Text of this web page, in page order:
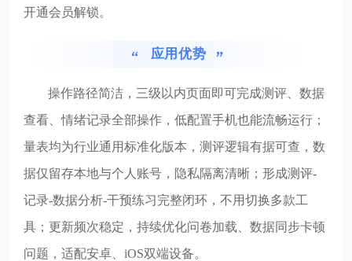
开通会员解锁。
应用优势
操作路径简洁，三级以内页面即可完成测评、数据
查看、情绪记录全部操作，低配置手机也能流畅运行；
量表均为行业通用标准化版本，测评逻辑有据可查，数
据仅留存本地与个人账号，隐私隔离清晰；形成测评-
记录-数据分析-干预练习完整闭环，不用切换多款工
具；更新频次稳定，持续优化问卷加载、数据同步卡顿
问题，适配安卓、iOS双端设备。